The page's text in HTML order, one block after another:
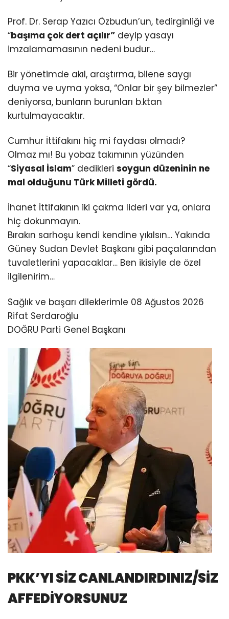
Prof. Dr. Serap Yazıcı Özbudun’un, tedirginliği ve
“başıma çok dert açılır” deyip yasayı
imzalamamasının nedeni budur…
Bir yönetimde akıl, araştırma, bilene saygı
duyma ve uyma yoksa, “Onlar bir şey bilmezler”
deniyorsa, bunların burunları b.ktan
kurtulmayacaktır.
Cumhur İttifakını hiç mi faydası olmadı?
Olmaz mı! Bu yobaz takımının yüzünden
“Siyasal İslam” dedikleri soygun düzeninin ne
mal olduğunu Türk Milleti gördü.
İhanet İttifakının iki çakma lideri var ya, onlara
hiç dokunmayın.
Bırakın sarhoşu kendi kendine yıkılsın… Yakında
Güney Sudan Devlet Başkanı gibi paçalarından
tuvaletlerini yapacaklar… Ben ikisiyle de özel
ilgilenirim…
Sağlık ve başarı dileklerimle 08 Ağustos 2026
Rifat Serdaroğlu
DOĞRU Parti Genel Başkanı
PKK’YI SİZ CANLANDIRDINIZ/SİZ
AFFEDİYORSUNUZ